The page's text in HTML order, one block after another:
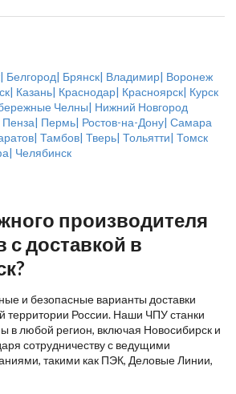
| Белгород| Брянск| Владимир| Воронеж
| Казань| Краснодар| Красноярск| Курск
Челны| Нижний Новгород
Пенза| Пермь| Ростов-на-Дону| Самара
| Тамбов| Тверь| Тольятти| Томск
| Челябинск
производителя
с доставкой в
и безопасные варианты доставки
территории России. Наши ЧПУ станки
в любой регион, включая Новосибирск и
сотрудничеству с ведущими
такими как ПЭК, Деловые Линии,